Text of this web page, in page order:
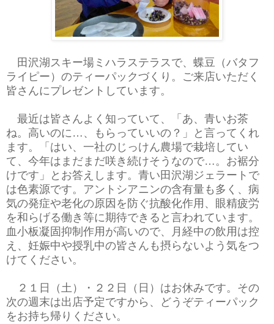
田沢湖スキー場ミハラステラスで、蝶豆（バタフ
ライピー）のティーパックづくり。ご来店いただく
皆さんにプレゼントしています。
最近は皆さんよく知っていて、「あ、青いお茶
ね。高いのに…、もらっていいの？」と言ってくれ
ます。「はい、一社のじっけん農場で栽培してい
て、今年はまだまだ咲き続けそうなので…。お裾分
けです」とお答えします。青い田沢湖ジェラートで
は色素源です。アントシアニンの含有量も多く、病
気の発症や老化の原因を防ぐ抗酸化作用、眼精疲労
を和らげる働き等に期待できると言われています。
血小板凝固抑制作用が高いので、月経中の飲用は控
え、妊娠中や授乳中の皆さんも摂らないよう気をつ
けてください。
２１日（土）・２２日（日）はお休みです。その
次の週末は出店予定ですから、どうぞティーパック
をお持ち帰りください。